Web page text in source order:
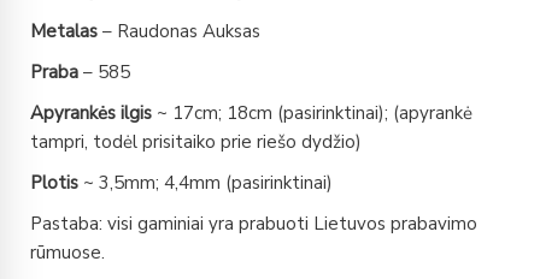
Metalas – Raudonas Auksas
Praba – 585
Apyrankės ilgis ~ 17cm; 18cm (pasirinktinai); (apyrankė
tampri, todėl prisitaiko prie riešo dydžio)
Plotis ~ 3,5mm; 4,4mm (pasirinktinai)
Pastaba: visi gaminiai yra prabuoti Lietuvos prabavimo
rūmuose.